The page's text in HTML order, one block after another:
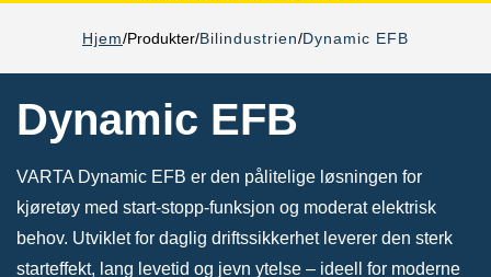
Hjem Produkter Bilindustrien Dynamic EFB
Dynamic EFB
VARTA Dynamic EFB er den pålitelige løsningen for
kjøretøy med start-stopp-funksjon og moderat elektrisk
behov. Utviklet for daglig driftssikkerhet leverer den sterk
starteffekt, lang levetid og jevn ytelse – ideell for moderne